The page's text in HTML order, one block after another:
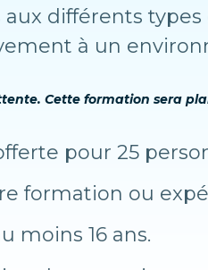
aux différents
à un
Cette formation sera
pour 25
formation ou
moins 16 ans.